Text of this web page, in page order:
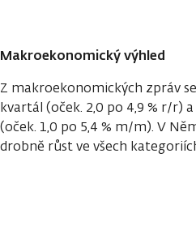
Makroekonomický výhled
Z makroekonomických zpráv
kvartál (oček. 2,0 po 4,9 % r/r)
(oček. 1,0 po 5,4 % m/m). V
drobně růst ve všech